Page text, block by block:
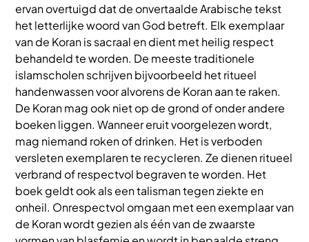
ervan overtuigd dat de onvertaalde Arabische tekst
het letterlijke woord van God betreft. Elk exemplaar
van de Koran is sacraal en dient met heilig respect
behandeld te worden. De meeste traditionele
islamscholen schrijven bijvoorbeeld het ritueel
handenwassen voor alvorens de Koran aan te raken.
De Koran mag ook niet op de grond of onder andere
boeken liggen. Wanneer eruit voorgelezen wordt,
mag niemand roken of drinken. Het is verboden
versleten exemplaren te recycleren. Ze dienen ritueel
verbrand of respectvol begraven te worden. Het
boek geldt ook als een talisman tegen ziekte en
onheil. Onrespectvol omgaan met een exemplaar van
de Koran wordt gezien als één van de zwaarste